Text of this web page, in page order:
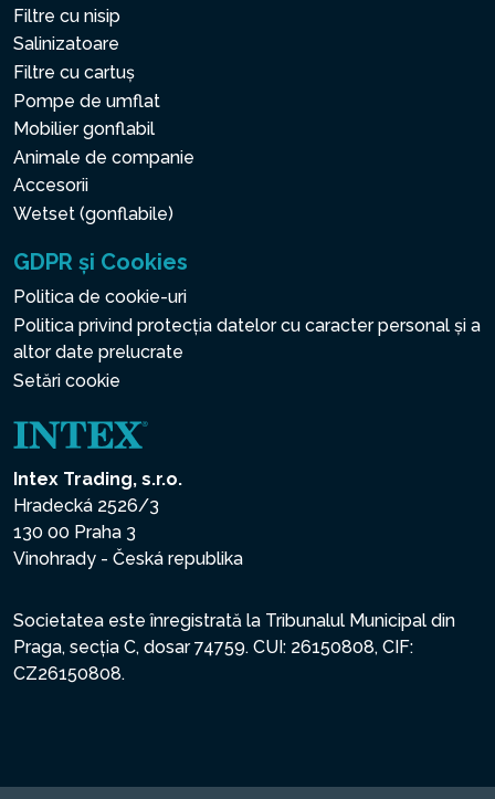
Filtre cu nisip
Salinizatoare
Filtre cu cartuș
Pompe de umflat
Mobilier gonflabil
Animale de companie
Accesorii
Wetset (gonflabile)
GDPR și Cookies
Politica de cookie-uri
Politica privind protecția datelor cu caracter personal și a
altor date prelucrate
Setări cookie
Intex Trading, s.r.o.
Hradecká 2526/3
130 00 Praha 3
Vinohrady - Česká republika
Societatea este înregistrată la Tribunalul Municipal din
Praga, secția C, dosar 74759. CUI: 26150808, CIF:
CZ26150808.